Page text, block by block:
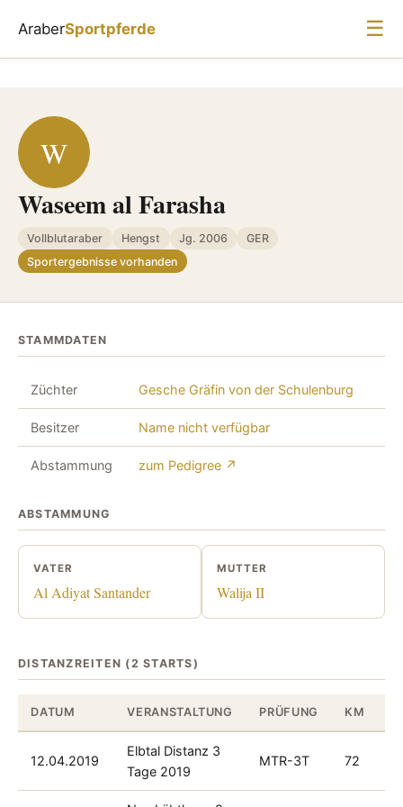
AraberSportpferde ☰
W
Waseem al Farasha
Vollblutaraber Hengst Jg. 2006
GER
Sportergebnisse vorhanden
STAMMDATEN
Züchter Gesche Gräfin von der Schulenburg
Besitzer Name nicht verfügbar
Abstammung zum Pedigree ↗
ABSTAMMUNG
VATER
Al Adiyat Santander
MUTTER
Walija II
DISTANZREITEN (2 STARTS)
DATUM VERANSTALTUNG PRÜFUNG KM
12.04.2019
Elbtal Distanz 3
Tage 2019
MTR-3T 72